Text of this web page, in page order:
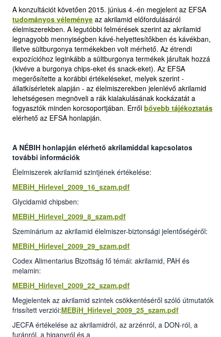
A konzultációt követően 2015. június 4.-én megjelent az EFSA
tudományos véleménye az akrilamid előfordulásáról
élelmiszerekben. A legutóbbi felmérések szerint az akrilamid
legnagyobb mennyiségben kávé-helyettesítőkben és kávékban,
illetve sültburgonya termékekben volt mérhető. Az étrendi
expozícióhoz leginkább a sültburgonya termékek járultak hozzá
(kivéve a burgonya chips-eket és snack-eket). Az EFSA
megerősítette a korábbi értékeléseket, melyek szerint -
állatkísérletek alapján - az élelmiszerekben jelenlévő akrilamid
lehetségesen megnöveli a rák kialakulásának kockázatát a
fogyasztók minden korcsoportjában. Erről bővebb tájékoztatás
elérhető az EFSA honlapján.
A NÉBIH honlapján elérhető akrilamiddal kapcsolatos
további információk
Élelmiszerek akrilamid szintjének értékelése:
MEBiH_Hirlevel_2009_16_szam.pdf
Glycidamid chipsben:
MEBiH_Hirlevel_2009_8_szam.pdf
Szeminárium az akrilamid élelmiszer-biztonsági jelentőségéről:
MEBiH_Hirlevel_2009_29_szam.pdf
Codex Alimentarius Bizottság fő témái: akrilamid, PAH és
melamin:
MEBiH_Hirlevel_2009_22_szam.pdf
Megjelentek az akrilamid szintek csökkentéséről szóló útmutatók
frissített verziói:MEBiH_Hirlevel_2009_25_szam.pdf
JECFA értékelése az akrilamidról, az arzénról, a DON-ról, a
furánról, a higanyról és a